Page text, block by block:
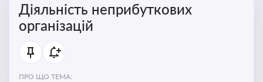
Діяльність неприбуткових
організацій
ПРО ЩО ТЕМА: